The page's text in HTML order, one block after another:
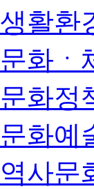
생활환
문화ㆍ
문화정
문화예
역사문